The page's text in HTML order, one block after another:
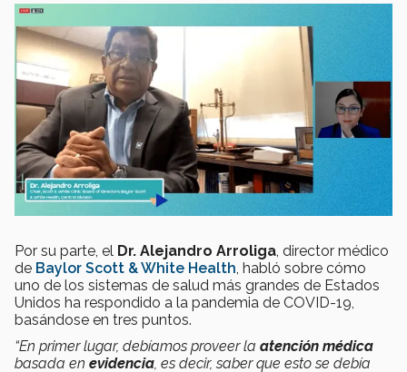
Por su parte, el Dr. Alejandro Arroliga, director médico
de Baylor Scott & White Health, habló sobre cómo
uno de los sistemas de salud más grandes de Estados
Unidos ha respondido a la pandemia de COVID-19,
basándose en tres puntos.
“En primer lugar, debíamos proveer la atención médica
basada en evidencia, es decir, saber que esto se debía